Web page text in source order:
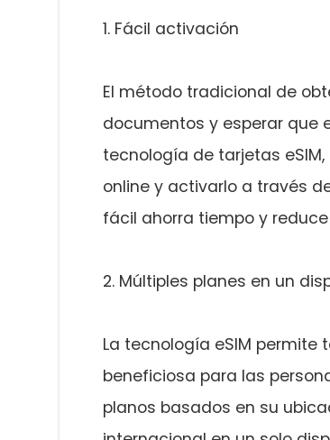
1. Fácil activación
El método tradicional de
documentos y esperar que
tecnología de tarjetas
online y activarlo a través
fácil ahorra tiempo y
2. Múltiples planes en un
La tecnología eSIM permite
beneficiosa para las
planos basados en su